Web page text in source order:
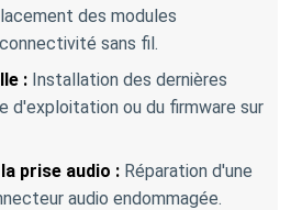
des modules
sans fil.
: Installation des dernières
d'exploitation ou du firmware sur
prise audio : Réparation d'une
audio endommagée.